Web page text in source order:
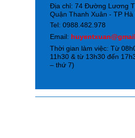
Địa chỉ: 74 Đường Lương
Quận Thanh Xuân - TP Hà
Tel: 0988.482.978
Email:
Thời gian làm việc: Từ
11h30 & từ 13h30 đến
– thứ 7)